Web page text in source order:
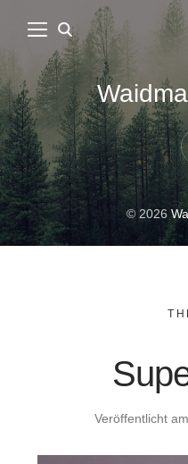
© 2026
Veröffentlicht am